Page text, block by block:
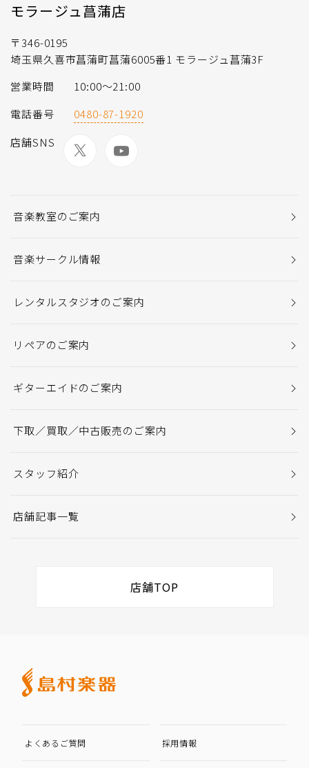
モラージュ菖蒲店
〒346-0195
埼玉県久喜市菖蒲町菖蒲6005番1 モラージュ菖蒲3F
営業時間
10:00〜21:00
電話番号
0480-87-1920
店舗SNS
音楽教室のご案内
音楽サークル情報
レンタルスタジオのご案内
リペアのご案内
ギターエイドのご案内
下取／買取／中古販売のご案内
スタッフ紹介
店舗記事一覧
店舗TOP
よくあるご質問 採用情報